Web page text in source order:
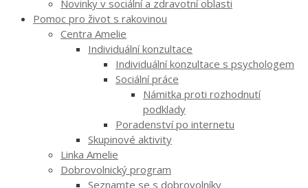
Novinky v sociální a zdravotní oblasti
Pomoc pro život s rakovinou
Centra Amelie
Individuální konzultace
Individuální konzultace s psychologem
Sociální práce
Námitka proti rozhodnutí
podklady
Poradenství po internetu
Skupinové aktivity
Linka Amelie
Dobrovolnický program
Seznamte se s dobrovolníky